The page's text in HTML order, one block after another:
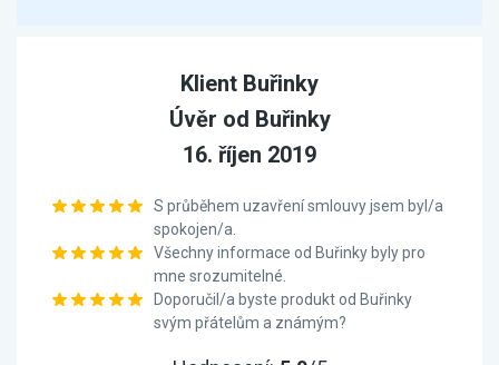
Klient Buřinky
Úvěr od Buřinky
16. říjen 2019
S průběhem uzavření smlouvy jsem byl/a
spokojen/a.
Všechny informace od Buřinky byly pro
mne srozumitelné.
Doporučil/a byste produkt od Buřinky
svým přátelům a známým?